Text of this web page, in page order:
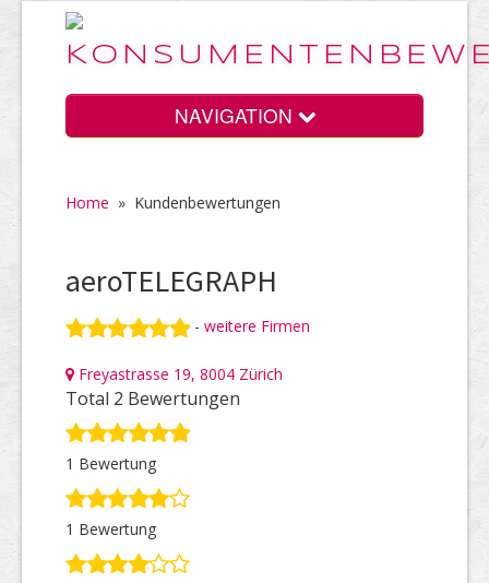
NAVIGATION
Home
Vorteile
Preise
HELP Awards
Top Firmen
Home » Kundenbewertungen
aeroTELEGRAPH
- weitere Firmen
Freyastrasse 19, 8004 Zürich
Total 2 Bewertungen
1 Bewertung
1 Bewertung